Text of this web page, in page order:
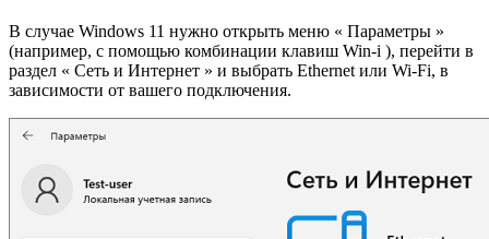
В случае Windows 11 нужно открыть меню « Параметры »
(например, с помощью комбинации клавиш Win-i ), перейти в
раздел « Сеть и Интернет » и выбрать Ethernet или Wi-Fi, в
зависимости от вашего подключения.